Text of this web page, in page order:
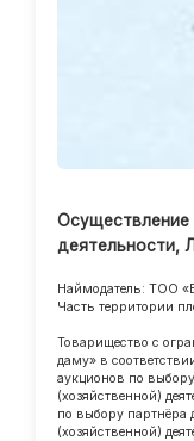
Осуществление
деятельности,
Наймодатель: ТОО
Часть территории
Товарищество с
даму» в
аукционов по
(хозяйственной)
по выбору партнёра
(хозяйственной)